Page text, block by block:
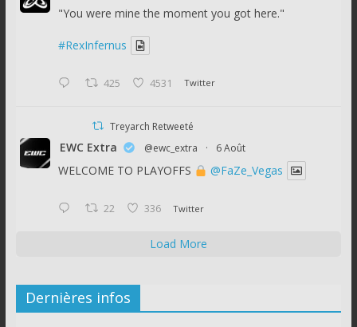
"You were mine the moment you got here."
#RexInfernus
425 4531 Twitter
Treyarch Retweeté
EWC Extra @ewc_extra · 6 Août
WELCOME TO PLAYOFFS @FaZe_Vegas
22 336 Twitter
Load More
Dernières infos